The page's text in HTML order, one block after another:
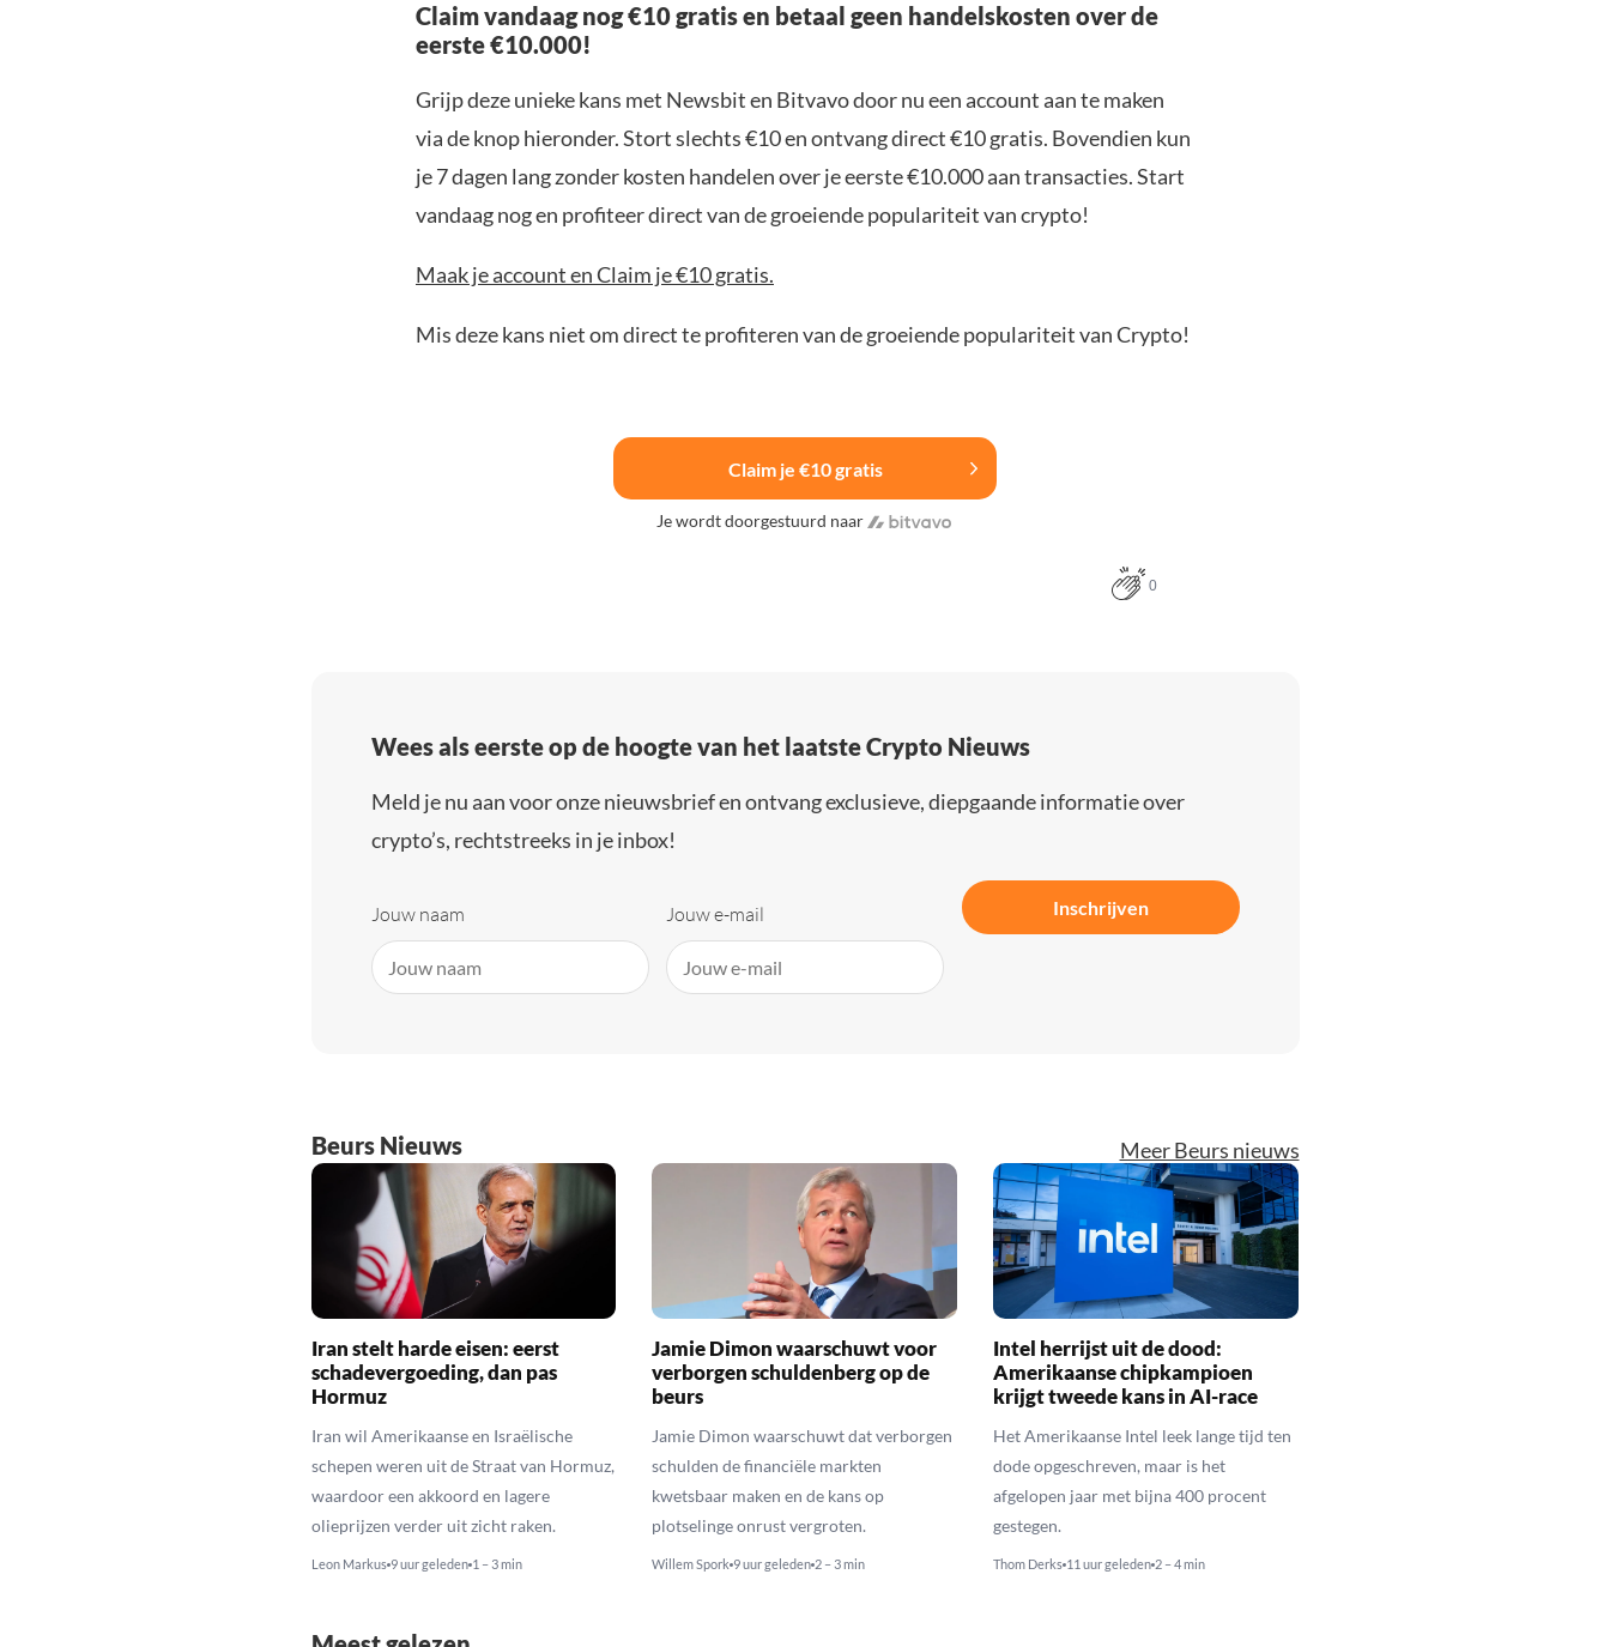
Claim vandaag nog €10 gratis en betaal geen handelskosten over de
eerste €10.000!
Grijp deze unieke kans met Newsbit en Bitvavo door nu een account aan te maken
via de knop hieronder. Stort slechts €10 en ontvang direct €10 gratis. Bovendien kun
je 7 dagen lang zonder kosten handelen over je eerste €10.000 aan transacties. Start
vandaag nog en profiteer direct van de groeiende populariteit van crypto!
Maak je account en Claim je €10 gratis.
Mis deze kans niet om direct te profiteren van de groeiende populariteit van Crypto!
Claim je €10 gratis
Je wordt doorgestuurd naar
0
Wees als eerste op de hoogte van het laatste Crypto Nieuws
Meld je nu aan voor onze nieuwsbrief en ontvang exclusieve, diepgaande informatie over
crypto’s, rechtstreeks in je inbox!
Jouw naam Jouw e-mail Inschrijven
Beurs Nieuws Meer Beurs nieuws
Iran stelt harde eisen: eerst
schadevergoeding, dan pas
Hormuz
Iran wil Amerikaanse en Israëlische
schepen weren uit de Straat van Hormuz,
waardoor een akkoord en lagere
olieprijzen verder uit zicht raken.
Leon Markus 9 uur geleden 1 – 3 min
Jamie Dimon waarschuwt voor
verborgen schuldenberg op de
beurs
Jamie Dimon waarschuwt dat verborgen
schulden de financiële markten
kwetsbaar maken en de kans op
plotselinge onrust vergroten.
Willem Spork 9 uur geleden 2 – 3 min
Intel herrijst uit de dood:
Amerikaanse chipkampioen
krijgt tweede kans in AI-race
Het Amerikaanse Intel leek lange tijd ten
dode opgeschreven, maar is het
afgelopen jaar met bijna 400 procent
gestegen.
Thom Derks 11 uur geleden 2 – 4 min